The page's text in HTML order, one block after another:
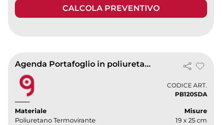
CALCOLA PREVENTIVO
Agenda Portafoglio in poliuretano con sabato e domenica abbinati
CODICE ART.
PB120SDA
Materiale
Poliuretano Termovirante
Misure
19 x 25 cm